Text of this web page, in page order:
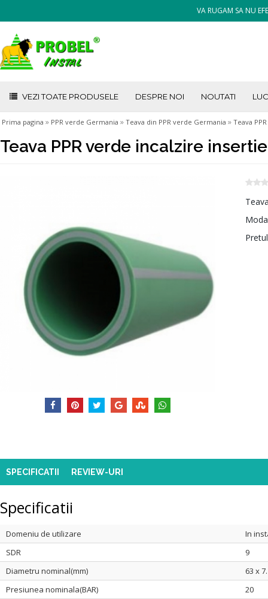
VA RUGAM SA NU
VEZI TOATE PRODUSELE DESPRE NOI NOUTATI
Prima pagina » PPR verde Germania » Teava din PPR verde Germania » Teava
Teava PPR verde incalzire
SPECIFICATII REVIEW-URI
Specificatii
Domeniu de utilizare
In
SDR
9
Diametru nominal(mm)
63 x
Presiunea nominala(BAR)
20